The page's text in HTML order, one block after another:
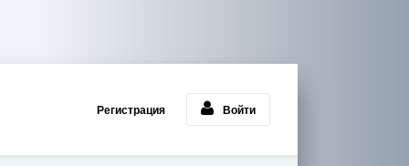
Регистрация Войти